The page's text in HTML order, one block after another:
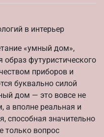
в интерьер
«умный дом»,
образ футуристического
приборов и
буквально силой
дом — это вовсе не
а вполне реальная и
способная значительно
только вопрос